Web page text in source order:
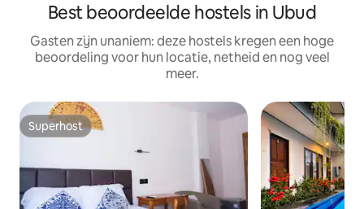
Best beoordeelde hostels in Ubud
Gasten zijn unaniem: deze hostels kregen een hoge
beoordeling voor hun locatie, netheid en nog veel
meer.
Superhost
Superhost